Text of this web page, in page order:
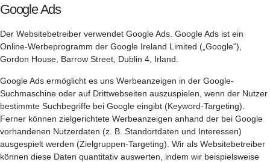
Google Ads
Der Websitebetreiber verwendet Google Ads. Google Ads ist ein
Online-Werbeprogramm der Google Ireland Limited („Google“),
Gordon House, Barrow Street, Dublin 4, Irland.
Google Ads ermöglicht es uns Werbeanzeigen in der Google-
Suchmaschine oder auf Drittwebseiten auszuspielen, wenn der Nutzer
bestimmte Suchbegriffe bei Google eingibt (Keyword-Targeting).
Ferner können zielgerichtete Werbeanzeigen anhand der bei Google
vorhandenen Nutzerdaten (z. B. Standortdaten und Interessen)
ausgespielt werden (Zielgruppen-Targeting). Wir als Websitebetreiber
können diese Daten quantitativ auswerten, indem wir beispielsweise